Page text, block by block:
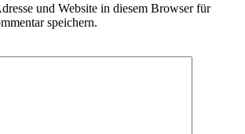
und Website in diesem Browser für
speichern.